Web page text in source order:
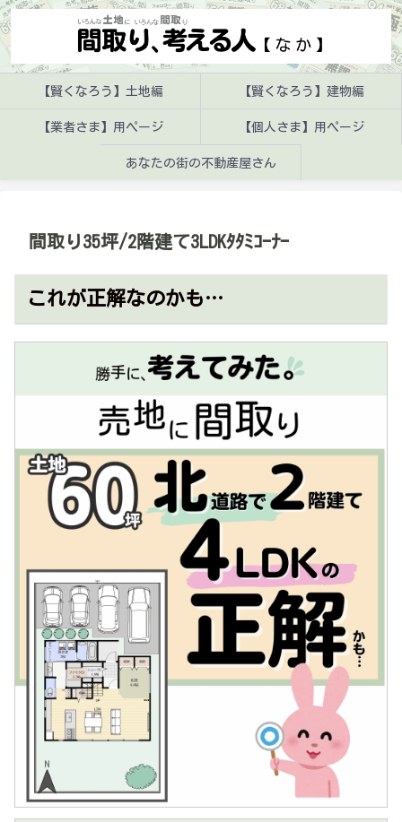
【賢くなろう】土地編 【賢くなろう】建物編
【業者さま】用ページ 【個人さま】用ページ
あなたの街の不動産屋さん
間取り35坪/2階建て3LDKﾀﾀﾐｺｰﾅｰ
これが正解なのかも…